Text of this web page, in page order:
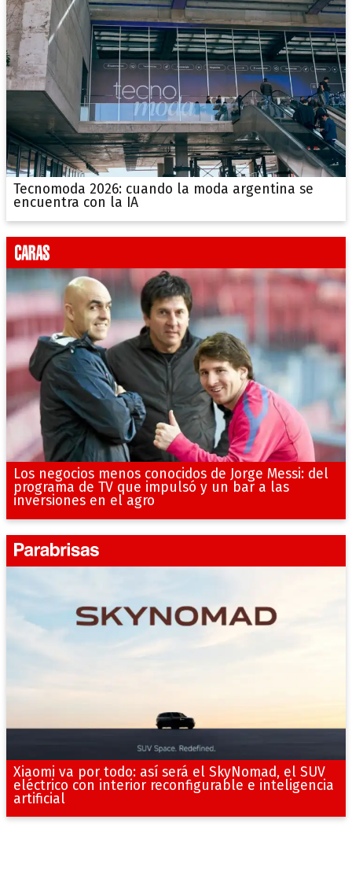
Tecnomoda 2026: cuando la moda argentina se
encuentra con la IA
Los negocios menos conocidos de Jorge Messi: del
programa de TV que impulsó y un bar a las
inversiones en el agro
Xiaomi va por todo: así será el SkyNomad, el SUV
eléctrico con interior reconfigurable e inteligencia
artificial